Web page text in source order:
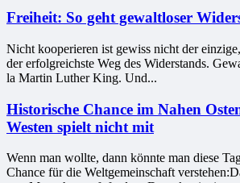
Freiheit: So geht gewaltloser
Nicht kooperieren ist gewiss nicht der
der erfolgreichste Weg des Widerstands.
la Martin Luther King. Und...
Historische Chance im Nahen
Westen spielt nicht mit
Wenn man wollte, dann könnte man diese
Chance für die Weltgemeinschaft